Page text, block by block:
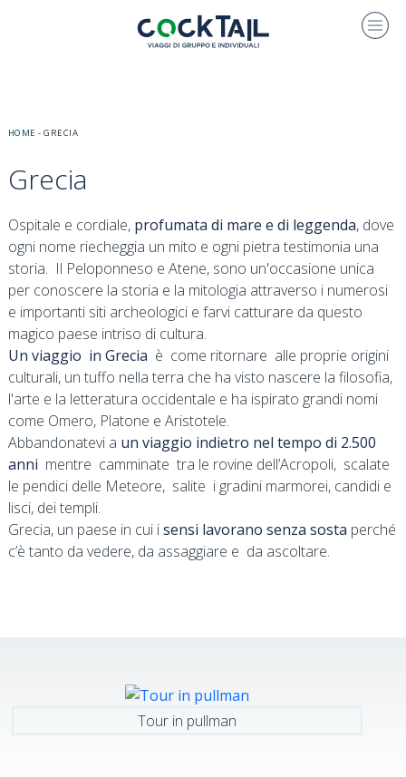
HOME -GRECIA
Grecia
Ospitale e cordiale, profumata di mare e di leggenda, dove
ogni nome riecheggia un mito e ogni pietra testimonia una
storia. Il Peloponneso e Atene, sono un'occasione unica
per conoscere la storia e la mitologia attraverso i numerosi
e importanti siti archeologici e farvi catturare da questo
magico paese intriso di cultura.
Un viaggio in Grecia è come ritornare alle proprie origini
culturali, un tuffo nella terra che ha visto nascere la filosofia,
l'arte e la letteratura occidentale e ha ispirato grandi nomi
come Omero, Platone e Aristotele.
Abbandonatevi a un viaggio indietro nel tempo di 2.500
anni mentre camminate tra le rovine dell’Acropoli, scalate
le pendici delle Meteore, salite i gradini marmorei, candidi e
lisci, dei templi.
Grecia, un paese in cui isensi lavorano senza sosta perché
c’è tanto da vedere, da assaggiare e da ascoltare.
Tour in pullman